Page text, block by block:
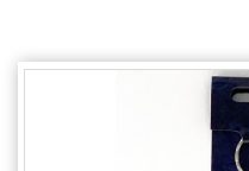
Vicces Pólók
Budapest Ajándéktárgyak